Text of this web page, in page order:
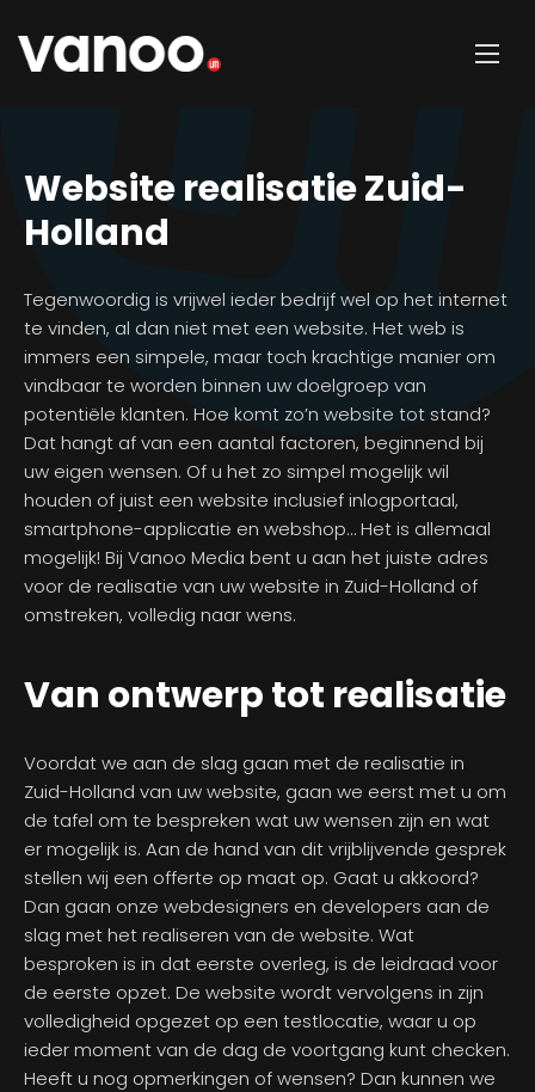
Website realisatie Zuid-
Holland
Tegenwoordig is vrijwel ieder bedrijf wel op het internet
te vinden, al dan niet met een website. Het web is
immers een simpele, maar toch krachtige manier om
vindbaar te worden binnen uw doelgroep van
potentiële klanten. Hoe komt zo’n website tot stand?
Dat hangt af van een aantal factoren, beginnend bij
uw eigen wensen. Of u het zo simpel mogelijk wil
houden of juist een website inclusief inlogportaal,
smartphone-applicatie en webshop… Het is allemaal
mogelijk! Bij Vanoo Media bent u aan het juiste adres
voor de realisatie van uw website in Zuid-Holland of
omstreken, volledig naar wens.
Van ontwerp tot realisatie
Voordat we aan de slag gaan met de realisatie in
Zuid-Holland van uw website, gaan we eerst met u om
de tafel om te bespreken wat uw wensen zijn en wat
er mogelijk is. Aan de hand van dit vrijblijvende gesprek
stellen wij een offerte op maat op. Gaat u akkoord?
Dan gaan onze webdesigners en developers aan de
slag met het realiseren van de website. Wat
besproken is in dat eerste overleg, is de leidraad voor
de eerste opzet. De website wordt vervolgens in zijn
volledigheid opgezet op een testlocatie, waar u op
ieder moment van de dag de voortgang kunt checken.
Heeft u nog opmerkingen of wensen? Dan kunnen we